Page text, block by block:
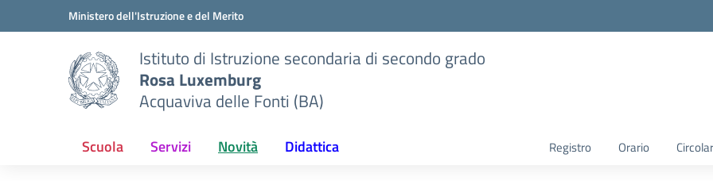
Vai ai contenuti
Vai al menu di navigazioneMinistero dell'Istruzione e del Merito
Istituto di Istruzione secondaria di secondo grado
Rosa Luxemburg
Acquaviva delle Fonti (BA)
Scuola Servizi Novità Didattica Registro Orario